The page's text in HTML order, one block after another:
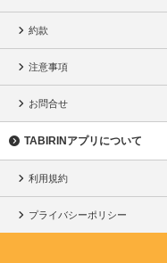
約款
注意事項
お問合せ
TABIRINアプリについて
利用規約
プライバシーポリシー